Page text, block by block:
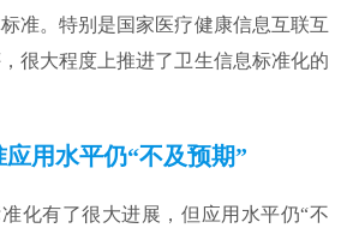
准。特别是国家医疗健康信息互联互
很大程度上推进了卫生信息标准化的
应用水平仍“不及预期”
化有了很大进展，但应用水平仍“不